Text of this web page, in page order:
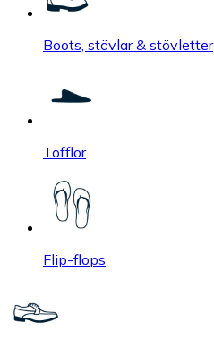
Boots, stövlar & stövletter
Tofflor
Flip-flops